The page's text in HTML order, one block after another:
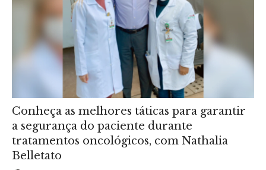
Conheça as melhores táticas para garantir
a segurança do paciente durante
tratamentos oncológicos, com Nathalia
Belletato